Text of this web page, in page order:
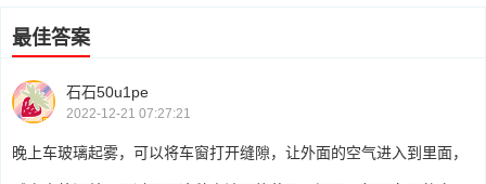
最佳答案
石石50u1pe
2022-12-21 07:27:21
晚上车玻璃起雾，可以将车窗打开缝隙，让外面的空气进入到里面，